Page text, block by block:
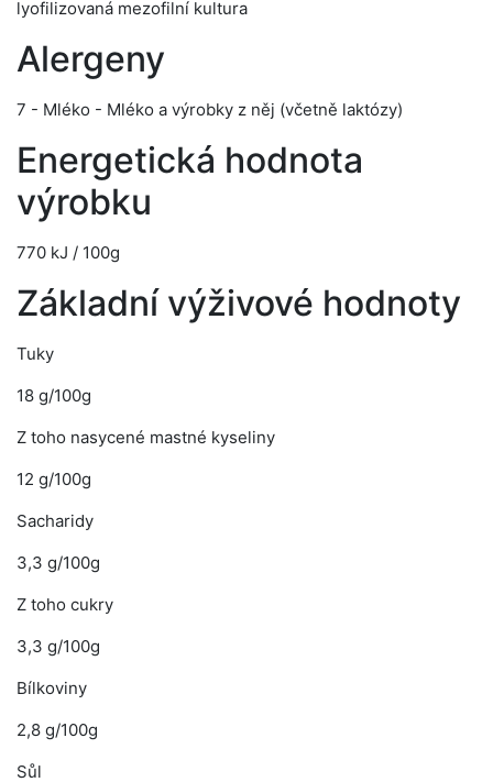
lyofilizovaná mezofilní kultura
Alergeny
7 - Mléko - Mléko a výrobky z něj (včetně laktózy)
Energetická hodnota
výrobku
770 kJ / 100g
Základní výživové hodnoty
Tuky
18 g/100g
Z toho nasycené mastné kyseliny
12 g/100g
Sacharidy
3,3 g/100g
Z toho cukry
3,3 g/100g
Bílkoviny
2,8 g/100g
Sůl